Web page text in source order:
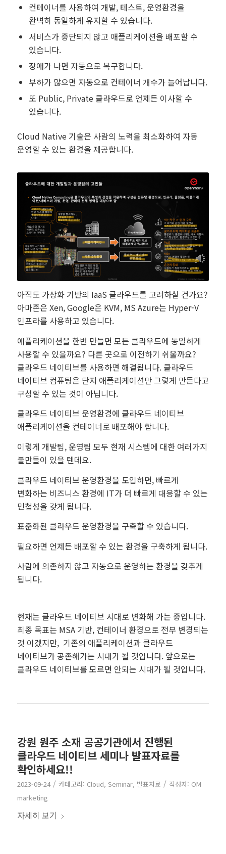
컨테이너를 사용하여 개발, 테스트, 운영환경을
완벽히 동일하게 유지할 수 있습니다.
서비스가 중단되지 않고 애플리케이션을 배포할 수
있습니다.
장애가 나면 자동으로 복구합니다.
부하가 많으면 자동으로 컨테이너 개수가 늘어납니다.
또 Public, Private 클라우드로 언제든 이사할 수
있습니다.
Cloud Native 기술은 사람의 노력을 최소화하여 자동
운영할 수 있는 환경을 제공합니다.
아직도 가상화 기반의 IaaS 클라우드를 고려하실 건가요?
아마존은 Xen, Google은 KVM, MS Azure는 Hyper-V
인프라를 사용하고 있습니다.
애플리케이션을 한번 만들면 모든 클라우드에 동일하게
사용할 수 있을까요? 다른 곳으로 이전하기 쉬울까요?
클라우드 네이티브를 사용하면 해결됩니다. 클라우드
네이티브 컴퓨팅은 단지 애플리케이션만 그렇게 만든다고
구성할 수 있는 것이 아닙니다.
클라우드 네이티브 운영환경에 클라우드 네이티브
애플리케이션을 컨테이너로 배포해야 합니다.
이렇게 개발팀, 운영팀 모두 현재 시스템에 대한 여러가지
불만들이 있을 텐데요.
클라우드 네이티브 운영환경을 도입하면, 빠르게
변화하는 비즈니스 환경에 IT가 더 빠르게 대응할 수 있는
민첩성을 갖게 됩니다.
표준화된 클라우드 운영환경을 구축할 수 있습니다.
필요하면 언제든 배포할 수 있는 환경을 구축하게 됩니다.
사람에 의존하지 않고 자동으로 운영하는 환경을 갖추게
됩니다.
현재는 클라우드 네이티브 시대로 변화해 가는 중입니다.
최종 목표는 MSA 기반, 컨테이너 환경으로 전부 변경되는
것 이겠지만, 기존의 애플리케이션과 클라우드
네이티브가 공존해가는 시대가 될 것입니다. 앞으로는
클라우드 네이티브를 모르면 안되는 시대가 될 것입니다.
강원 원주 소재 공공기관에서 진행된
클라우드 네이티브 세미나 발표자료를
확인하세요!!
2023-09-24 / 카테고리: Cloud, Seminar, 발표자료 / 작성자: OM
marketing
자세히 보기